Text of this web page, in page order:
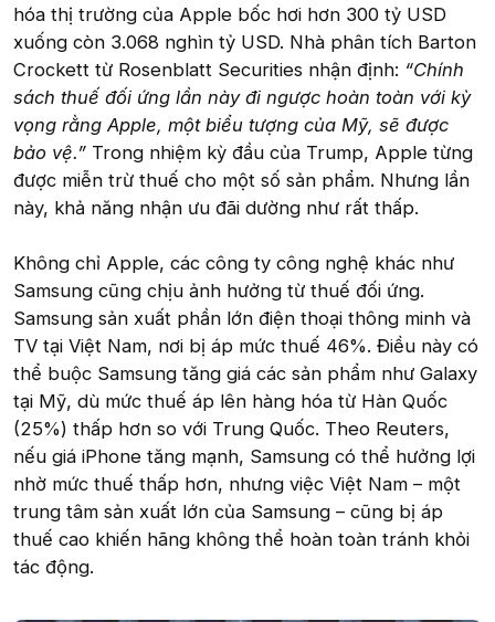
hóa thị trường của Apple bốc hơi hơn 300 tỷ USD
xuống còn 3.068 nghìn tỷ USD. Nhà phân tích Barton
Crockett từ Rosenblatt Securities nhận định: “Chính
sách thuế đối ứng lần này đi ngược hoàn toàn với kỳ
vọng rằng Apple, một biểu tượng của Mỹ, sẽ được
bảo vệ.” Trong nhiệm kỳ đầu của Trump, Apple từng
được miễn trừ thuế cho một số sản phẩm. Nhưng lần
này, khả năng nhận ưu đãi dường như rất thấp.
Không chỉ Apple, các công ty công nghệ khác như
Samsung cũng chịu ảnh hưởng từ thuế đối ứng.
Samsung sản xuất phần lớn điện thoại thông minh và
TV tại Việt Nam, nơi bị áp mức thuế 46%. Điều này có
thể buộc Samsung tăng giá các sản phẩm như Galaxy
tại Mỹ, dù mức thuế áp lên hàng hóa từ Hàn Quốc
(25%) thấp hơn so với Trung Quốc. Theo Reuters,
nếu giá iPhone tăng mạnh, Samsung có thể hưởng lợi
nhờ mức thuế thấp hơn, nhưng việc Việt Nam – một
trung tâm sản xuất lớn của Samsung – cũng bị áp
thuế cao khiến hãng không thể hoàn toàn tránh khỏi
tác động.